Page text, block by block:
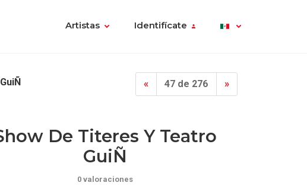
Artistas Identifícate
« 47 de 276 »
De Titeres Y Teatro
GuiÑ
0 valoraciones